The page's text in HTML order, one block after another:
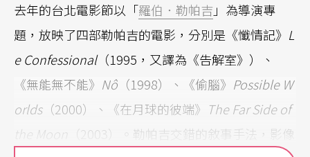
去年的台北電影節以「羅伯．勒帕吉 」為導演專
題，放映了四部勒帕吉的電影，分別是《懺情記》 L
e Confessional（1995，又譯為《告解室》）、
《無能無不能》 Nô （1998）、《偷腦》 Possible W
orlds（2000）、《在月球的彼端》 The Far Side of
the Moon
（2003）。勒帕吉交錯的敘事手法，影像